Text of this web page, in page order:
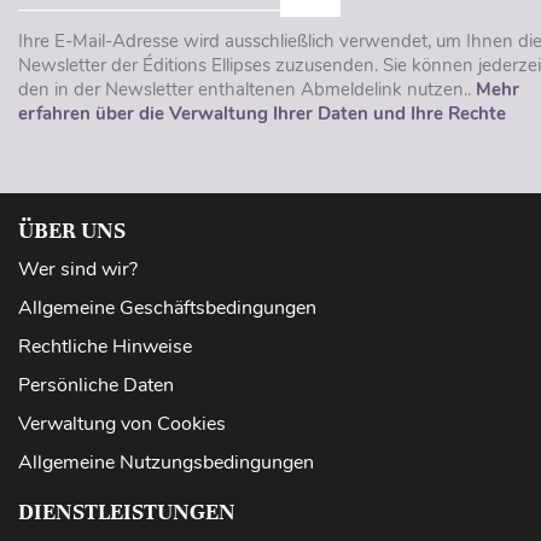
Ihre E-Mail-Adresse wird ausschließlich verwendet, um Ihnen die
Newsletter der Éditions Ellipses zuzusenden. Sie können
den in der Newsletter enthaltenen Abmeldelink nutzen.. Mehr
erfahren über die Verwaltung Ihrer Daten und Ihre Rechte
ÜBER UNS
Wer sind wir?
Allgemeine Geschäftsbedingungen
Rechtliche Hinweise
Persönliche Daten
Verwaltung von Cookies
Allgemeine Nutzungsbedingungen
DIENSTLEISTUNGEN